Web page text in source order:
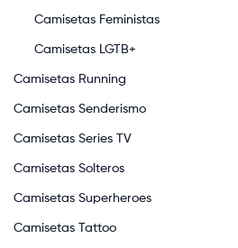
Camisetas Feministas
Camisetas LGTB+
Camisetas Running
Camisetas Senderismo
Camisetas Series TV
Camisetas Solteros
Camisetas Superheroes
Camisetas Tattoo